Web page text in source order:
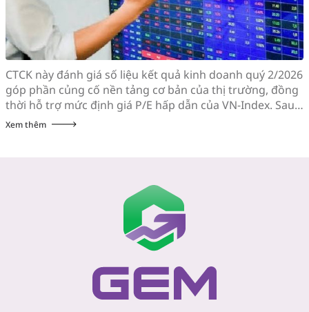
CTCK này đánh giá số liệu kết quả kinh doanh quý 2/2026
góp phần củng cố nền tảng cơ bản của thị trường, đồng
thời hỗ trợ mức định giá P/E hấp dẫn của VN-Index. Sau
khi giảm hơn 10% trong vòng 3 tuần đầu tiên của tháng
Xem thêm